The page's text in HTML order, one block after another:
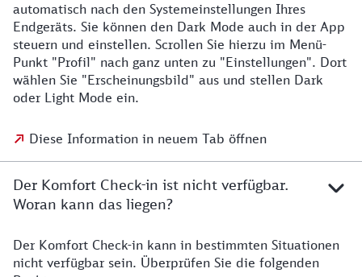
automatisch nach den Systemeinstellungen Ihres
Endgeräts. Sie können den Dark Mode auch in der App
steuern und einstellen. Scrollen Sie hierzu im Menü-
Punkt "Profil" nach ganz unten zu "Einstellungen". Dort
wählen Sie "Erscheinungsbild" aus und stellen Dark
oder Light Mode ein.
Diese Information in neuem Tab öffnen
Der Komfort Check-in ist nicht verfügbar.
Woran kann das liegen?
Der Komfort Check-in kann in bestimmten Situationen
nicht verfügbar sein. Überprüfen Sie die folgenden